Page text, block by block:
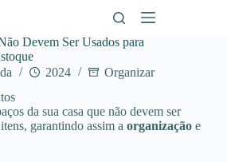
Devem Ser Usados para
2024
Organizar
da sua casa que não devem ser
garantindo assim a organização e